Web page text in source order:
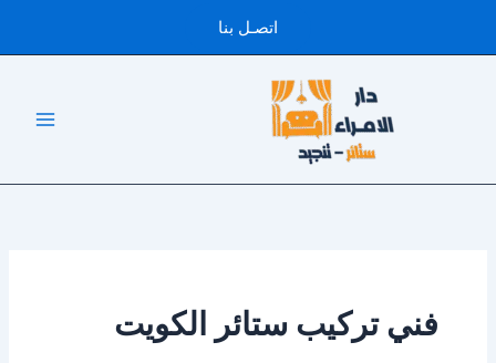
اتصـل بنا
فني تركيب ستائر الكويت